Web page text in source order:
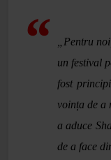
„Pentru
un festival
fost
voința de a
a aduce
de a face